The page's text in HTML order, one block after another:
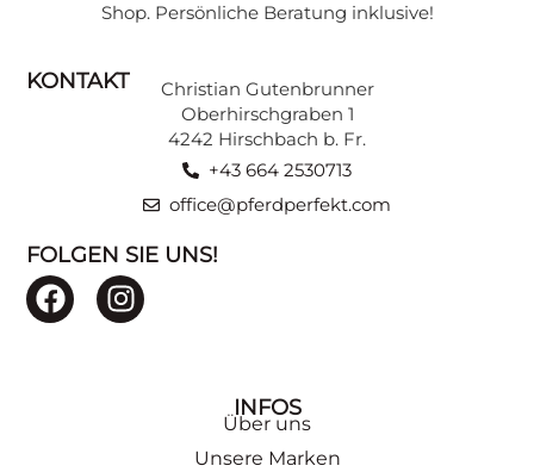
Shop. Persönliche Beratung inklusive!
KONTAKT
Christian Gutenbrunner
Oberhirschgraben 1
4242 Hirschbach b. Fr.
+43 664 2530713
office@pferdperfekt.com
FOLGEN SIE UNS!
INFOS
Über uns
Unsere Marken